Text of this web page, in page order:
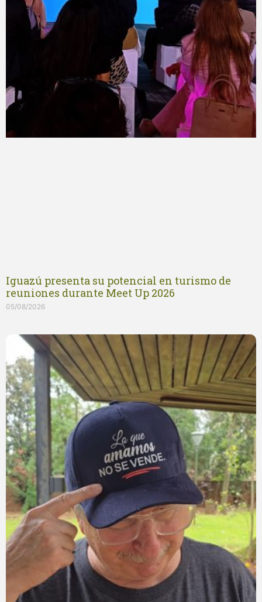
Iguazú presenta su potencial en turismo de
reuniones durante Meet Up 2026
05/08/2026